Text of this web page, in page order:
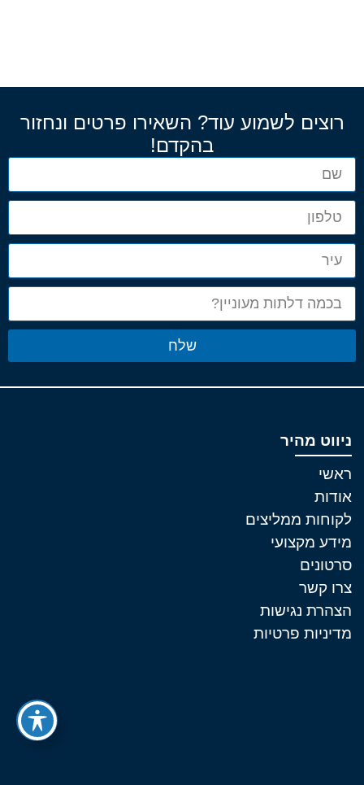
רוצים לשמוע עוד? השאירו פרטים ונחזור
בהקדם!
שלח
ניווט מהיר
ראשי
אודות
לקוחות ממליצים
מידע מקצועי
סרטונים
צרו קשר
הצהרת נגישות
מדיניות פרטיות